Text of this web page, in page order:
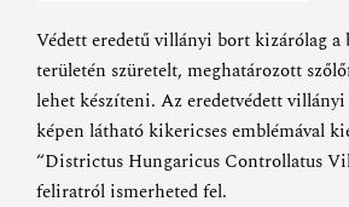
Védett eredetű villányi bort kizárólag a
területén szüretelt, meghatározott
lehet készíteni. Az eredetvédett
képen látható kikericses emblémával
“Districtus Hungaricus Controllatus
feliratról ismerheted fel.